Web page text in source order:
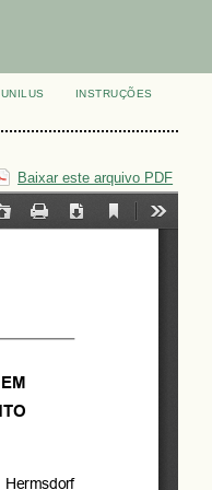
UNILUS
INSTRUÇÕES
Baixar este arquivo PDF